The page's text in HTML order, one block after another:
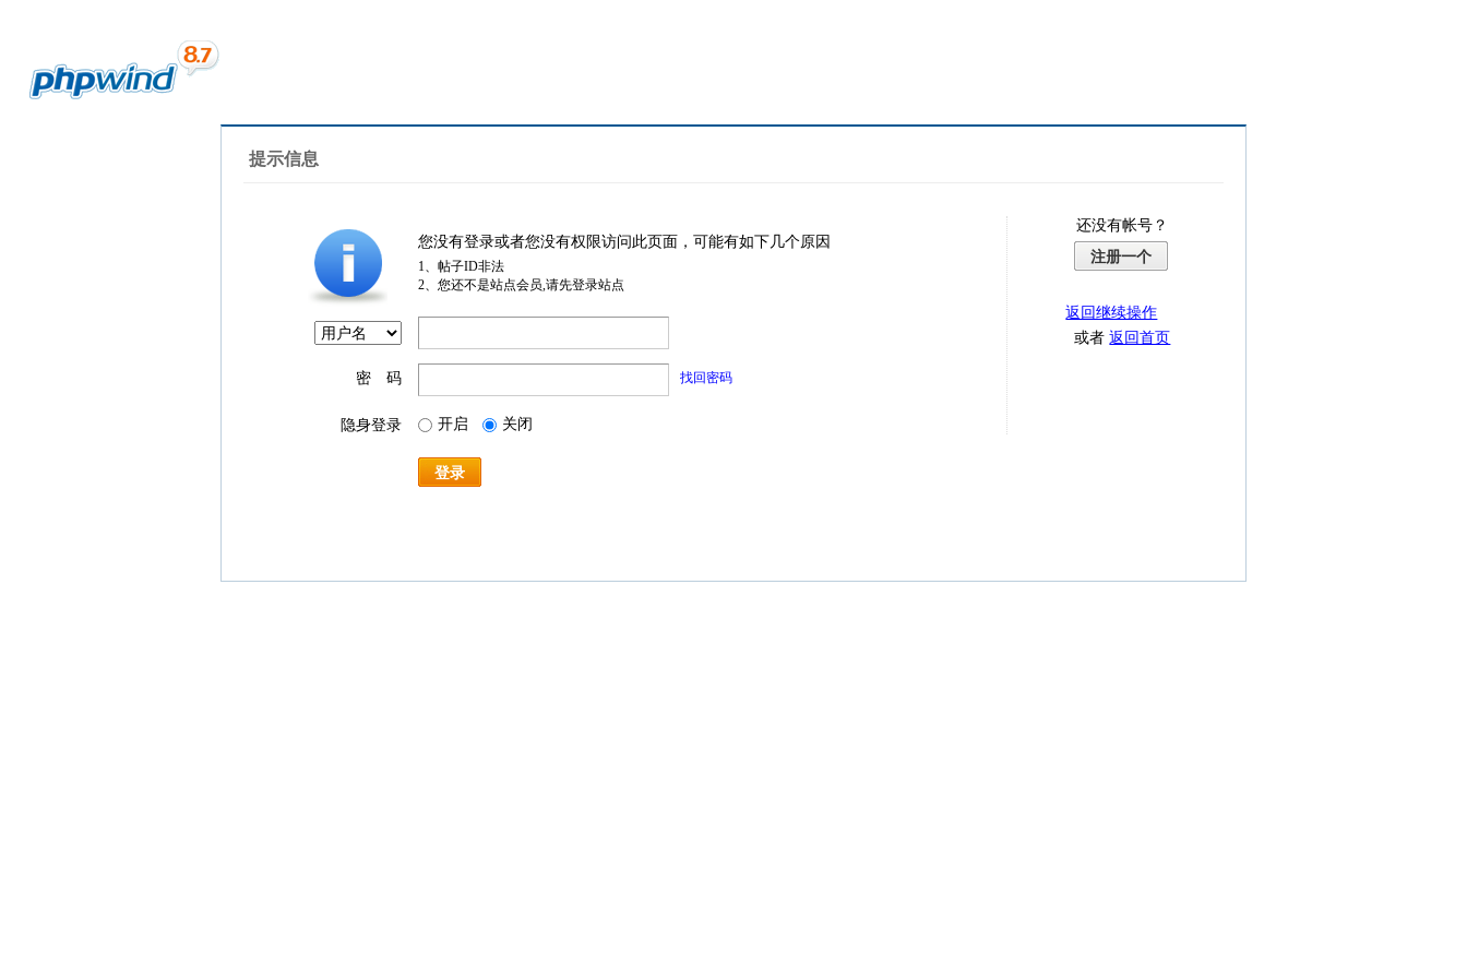
提示信息
您没有登录或者您没有权限访问此页面，可能有如下几个原因
1、帖子ID非法
2、您还不是站点会员,请先登录站点
密 码 找回密码
隐身登录 开启 关闭
登录
还没有帐号？
注册一个
返回继续操作
或者返回首页